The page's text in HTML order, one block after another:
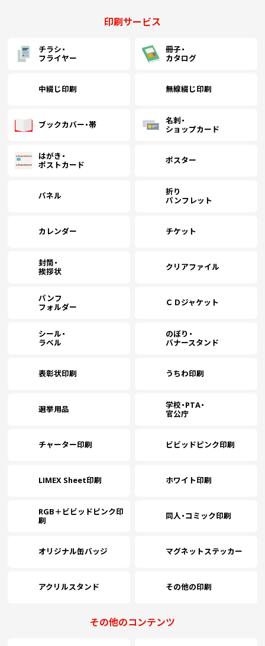
印刷サービス
チラシ・
フライヤー
冊子・
カタログ
中綴じ印刷 無線綴じ印刷
ブックカバー・帯
名刺・
ショップカード
はがき・
ポストカード
ポスター
パネル
折り
パンフレット
カレンダー チケット
封筒・
挨拶状
クリアファイル
パンフ
フォルダー
ＣＤジャケット
シール・
ラベル
のぼり・
バナースタンド
表彰状印刷 うちわ印刷
選挙用品
学校・PTA・
官公庁
チャーター印刷 ビビッドピンク印刷
LIMEX Sheet印刷 ホワイト印刷
RGB＋ビビッドピンク印
刷
同人・コミック印刷
オリジナル缶バッジ マグネットステッカー
アクリルスタンド その他の印刷
その他のコンテンツ